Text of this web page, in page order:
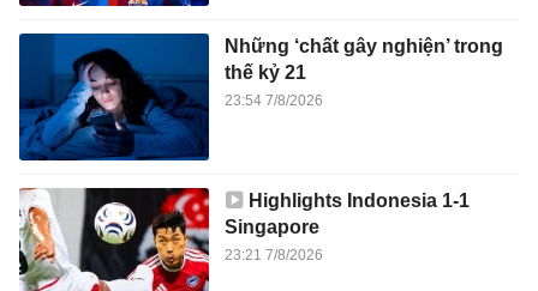
Những ‘chất gây nghiện’ trong
thế kỷ 21
23:54 7/8/2026
Highlights Indonesia 1-1
Singapore
23:21 7/8/2026